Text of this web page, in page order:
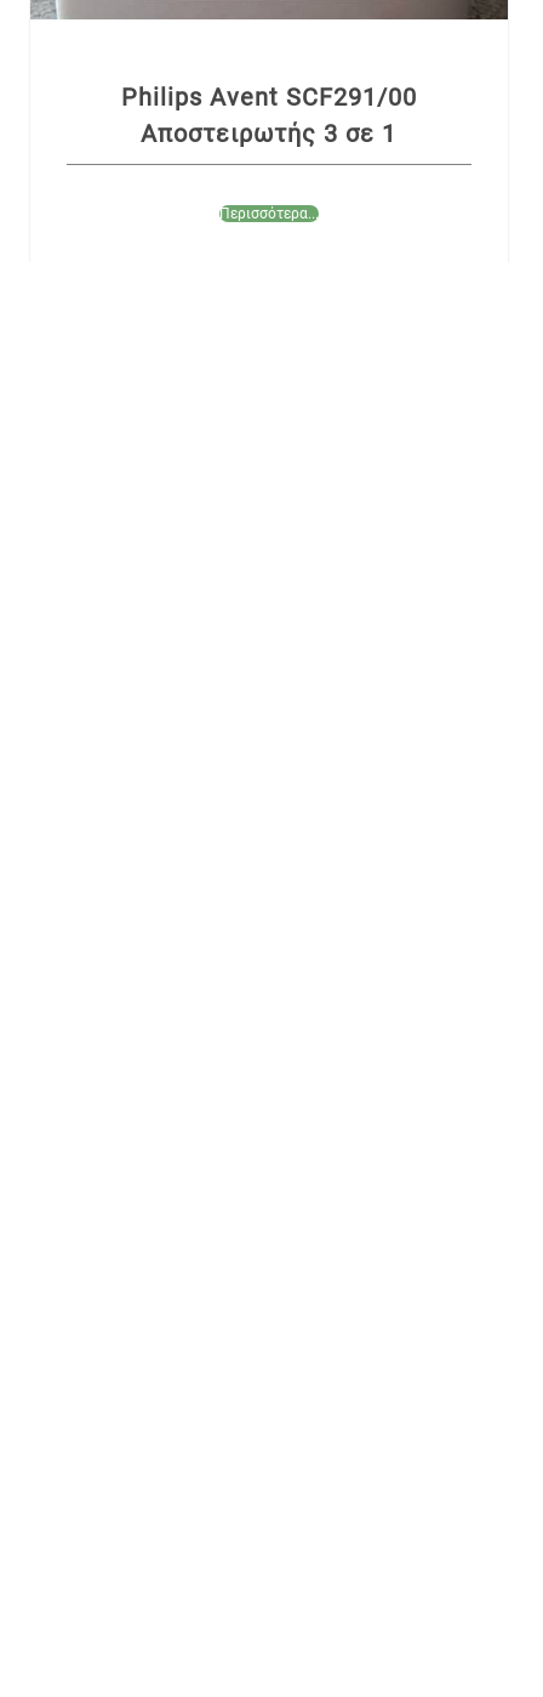
Philips Avent SCF291/00
Αποστειρωτής 3 σε 1
Περισσότερα...